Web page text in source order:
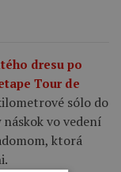
dresu po
Tour de
sólo do
vo vedení
ktorá